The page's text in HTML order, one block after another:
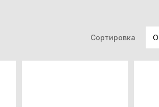
Сортировка